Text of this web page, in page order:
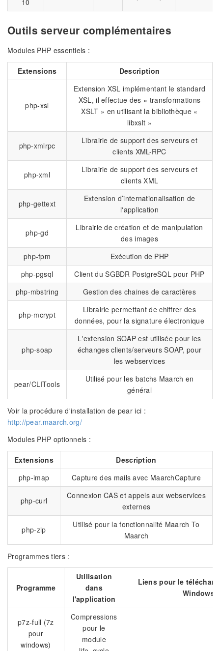
10
Outils serveur complémentaires
Modules PHP essentiels :
Extensions Description
php-xsl
Extension XSL implémentant le standard
XSL, il effectue des « transformations
XSLT » en utilisant la bibliothèque «
libxslt »
php-xmlrpc
Librairie de support des serveurs et
clients XML-RPC
php-xml
Librairie de support des serveurs et
clients XML
php-gettext
Extension d’internationalisation de
l'application
php-gd
Librairie de création et de manipulation
des images
php-fpm
Exécution de PHP
php-pgsql
Client du SGBDR PostgreSQL pour PHP
php-mbstring
Gestion des chaines de caractères
php-mcrypt
Librairie permettant de chiffrer des
données, pour la signature électronique
php-soap
L'extension SOAP est utilisée pour les
échanges clients/serveurs SOAP, pour
les webservices
pear/CLITools
Utilisé pour les batchs Maarch en
général
Voir la procédure d'installation de pear ici :
http://pear.maarch.org/
Modules PHP optionnels :
Extensions
Description
php-imap
Capture des mails avec MaarchCapture
php-curl
Connexion CAS et appels aux webservices
externes
php-zip
Utilisé pour la fonctionnalité Maarch To
Maarch
Programmes tiers :
Programme
Utilisation
dans
l'application
Liens pour le
Windows
p7z-full (7z
pour
windows)
Compressions
pour le
module